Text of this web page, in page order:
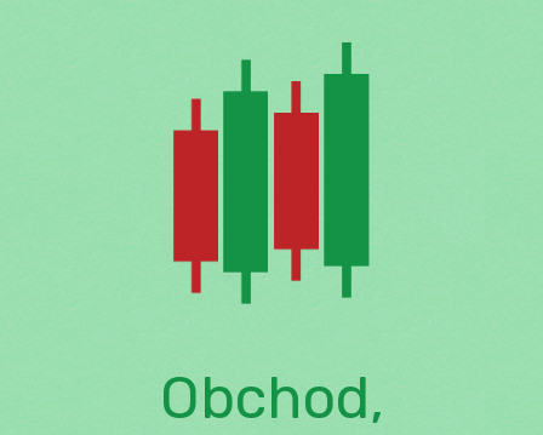
Obchod,